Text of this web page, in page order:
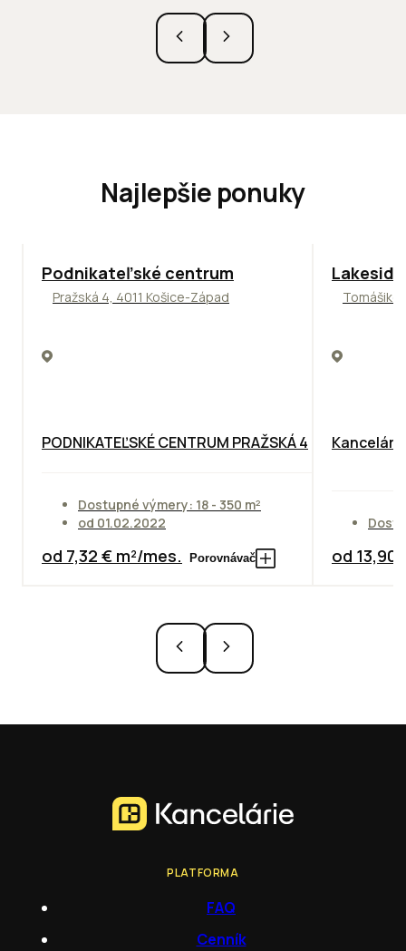
Najlepšie ponuky
ODPORÚČAME
Podnikateľské centrum
Pražská 4, 4011 Košice-Západ
PODNIKATEĽSKÉ CENTRUM PRAŽSKÁ 4
Dostupné výmery: 18 - 350 m²
od 01.02.2022
od 7,32 € m²/mes. Porovnávač od 13,90
PLATFORMA
FAQ
Cenník